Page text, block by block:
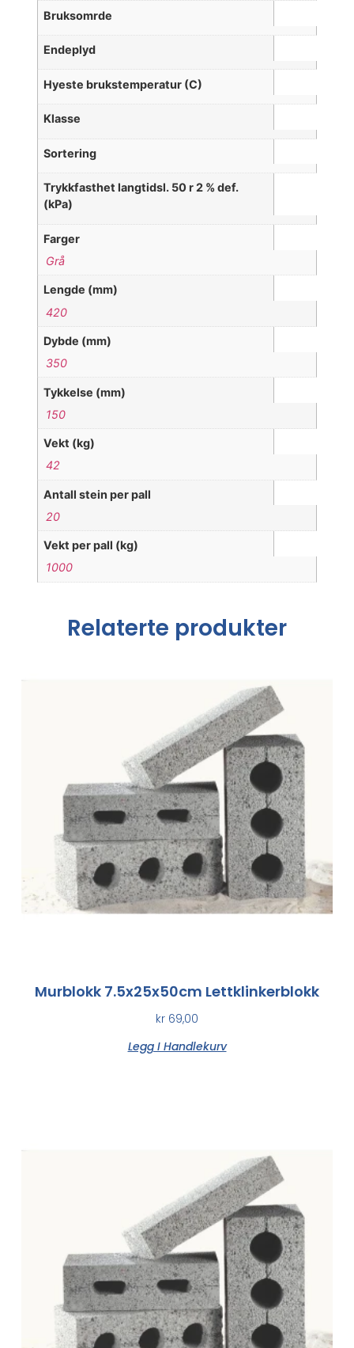
Bruksomrde
Endeplyd
Hyeste brukstemperatur (C)
Klasse
Sortering
Trykkfasthet langtidsl. 50 r 2 % def.
(kPa)
Farger
Grå
Lengde (mm)
420
Dybde (mm)
350
Tykkelse (mm)
150
Vekt (kg)
42
Antall stein per pall
20
Vekt per pall (kg)
1000
Relaterte produkter
Murblokk 7.5x25x50cm Lettklinkerblokk
kr 69,00
Legg I Handlekurv